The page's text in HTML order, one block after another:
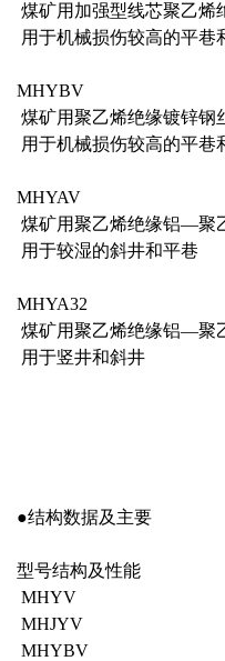
煤矿用加强型线芯聚乙烯
用于机械损伤较高的平巷
MHYBV
煤矿用聚乙烯绝缘镀锌钢
用于机械损伤较高的平巷
MHYAV
煤矿用聚乙烯绝缘铝—聚
用于较湿的斜井和平巷
MHYA32
煤矿用聚乙烯绝缘铝—聚
用于竖井和斜井
●结构数据及主要
型号结构及性能
MHYV
MHJYV
MHYBV